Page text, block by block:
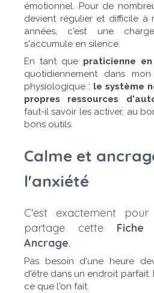
émotionnel. Pour de
devient régulier et difficile à
années, c'est une
s'accumule en silence.
En tant que praticienne
quotidiennement dans
physiologique : le système
propres ressources
faut-il savoir les activer, au
bons outils.
Calme et
l'anxiété
C'est exactement
partage cette
Ancrage.
Pas besoin d'une heure
d'être dans un endroit parfait.
ce que l'on fait.